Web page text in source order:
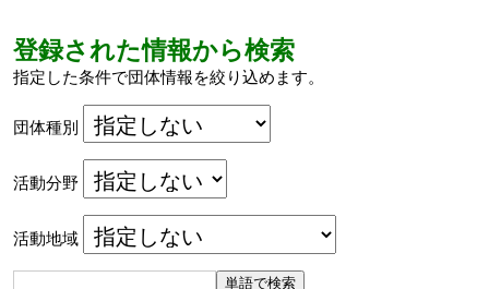
登録された情報から検索
指定した条件で団体情報を絞り込めます。
団体種別
活動分野
活動地域